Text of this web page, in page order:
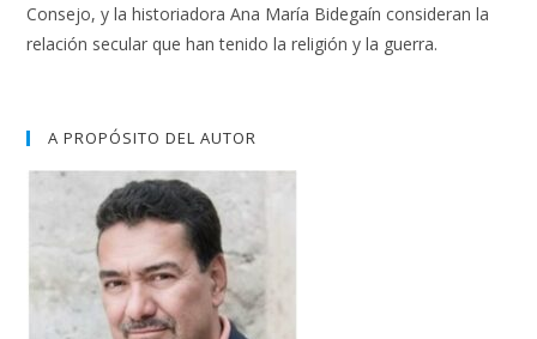
Consejo, y la historiadora Ana María Bidegaín consideran la
relación secular que han tenido la religión y la guerra.
A PROPÓSITO DEL AUTOR